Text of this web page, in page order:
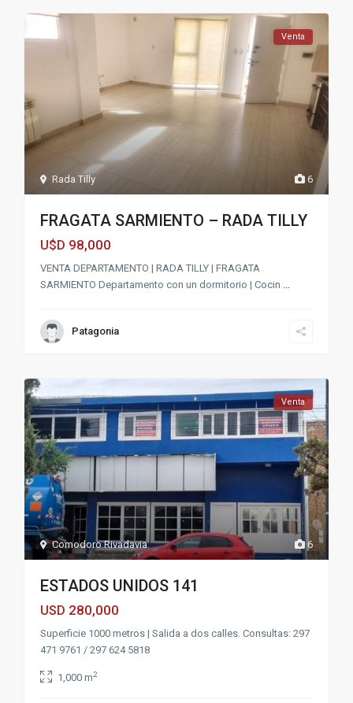
6
Rada Tilly
Venta
FRAGATA SARMIENTO – RADA TILLY
U$D 98,000
VENTA DEPARTAMENTO | RADA TILLY | FRAGATA
SARMIENTO Departamento con un dormitorio | Cocin
Patagonia
6
Comodoro Rivadavia
Venta
ESTADOS UNIDOS 141
USD 280,000
Superficie 1000 metros | Salida a dos calles. Consultas: 297
471 9761 / 297 624 5818
1,000 m2